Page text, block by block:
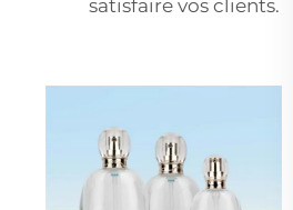
satisfaire vos clients.